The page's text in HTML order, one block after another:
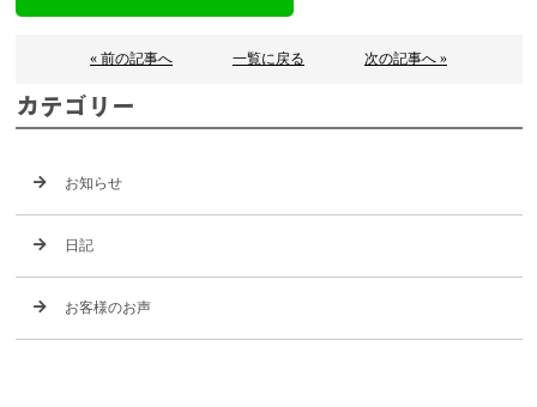
« 前の記事へ 一覧に戻る 次の記事へ »
カテゴリー
お知らせ
日記
お客様のお声